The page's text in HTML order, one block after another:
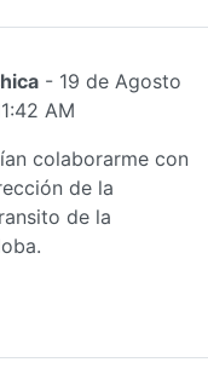
- 19 de Agosto
AM
colaborarme con
de la
de la